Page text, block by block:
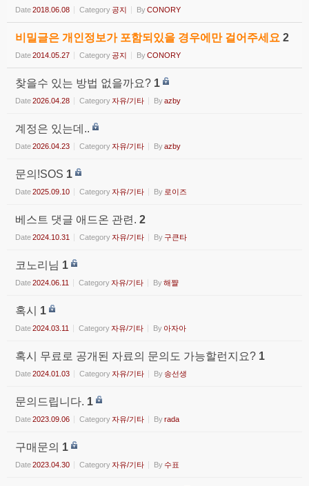
Date2018.06.08 Category공지 ByCONORY
비밀글은 개인정보가 포함되있을 경우에만 걸어주세요 2
Date2014.05.27 Category공지 ByCONORY
찾을수 있는 방법 없을까요? 1
Date2026.04.28 Category자유/기타 Byazby
계정은 있는데..
Date2026.04.23 Category자유/기타 Byazby
문의!SOS 1
Date2025.09.10 Category자유/기타 By 로이즈
베스트 댓글 애드온 관련. 2
Date2024.10.31 Category자유/기타 By 구큰타
코노리님 1
Date2024.06.11 Category자유/기타 By해쨜
혹시 1
Date2024.03.11 Category자유/기타 By 아자아
혹시 무료로 공개된 자료의 문의도 가능할런지요? 1
Date2024.01.03 Category자유/기타 By송선생
문의드립니다. 1
Date2023.09.06 Category자유/기타 Byrada
구매문의 1
Date2023.04.30 Category자유/기타 By수표